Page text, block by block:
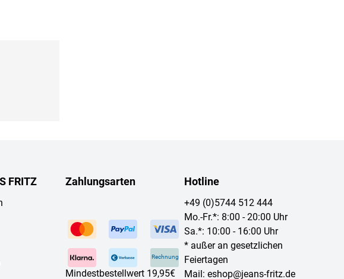
FRITZ Zahlungsarten
Rechnung
Mindestbestellwert 19,95€
Hotline
+49 (0)5744 512 444
Mo.-Fr.*: 8:00 - 20:00 Uhr
Sa.*: 10:00 - 16:00 Uhr
* außer an gesetzlichen
Feiertagen
Mail: eshop@jeans-fritz.de